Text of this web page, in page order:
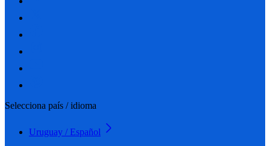
Selecciona país / idioma
Uruguay / Español